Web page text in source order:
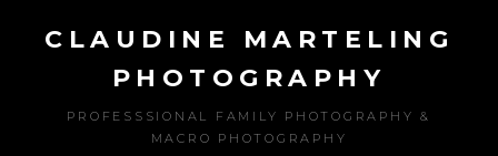
CLAUDINE MARTELING
PHOTOGRAPHY
PROFESSSIONAL FAMILY PHOTOGRAPHY &
MACRO PHOTOGRAPHY